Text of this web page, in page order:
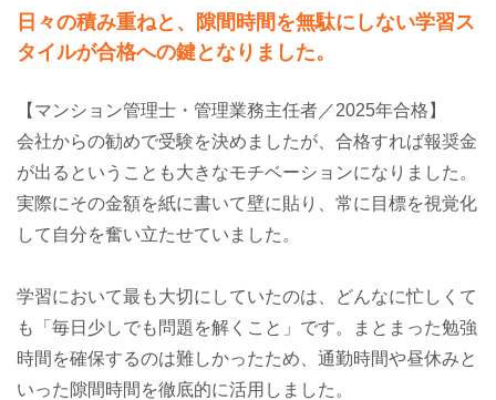
日々の積み重ねと、隙間時間を無駄にしない学習ス
タイルが合格への鍵となりました。
【マンション管理士・管理業務主任者／2025年合格】
会社からの勧めで受験を決めましたが、合格すれば報奨金
が出るということも大きなモチベーションになりました。
実際にその金額を紙に書いて壁に貼り、常に目標を視覚化
して自分を奮い立たせていました。
学習において最も大切にしていたのは、どんなに忙しくて
も「毎日少しでも問題を解くこと」です。まとまった勉強
時間を確保するのは難しかったため、通勤時間や昼休みと
いった隙間時間を徹底的に活用しました。